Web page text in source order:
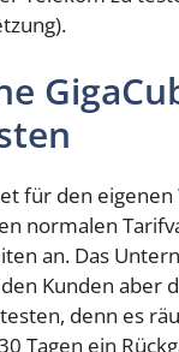
für den eigenen
normalen
an. Das
Kunden aber
denn es
Tagen ein